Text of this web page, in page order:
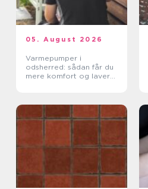
05. August 2026
Varmepumper i
odsherred: sådan får du
mere komfort og lavere